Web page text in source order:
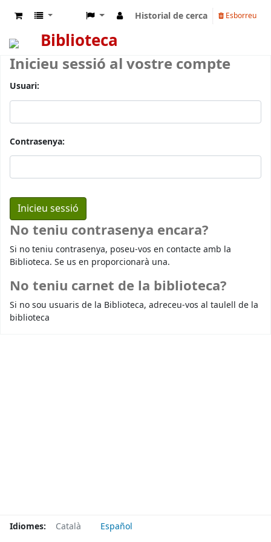
Historial de cerca Esborreu
Biblioteca
Inicieu sessió al vostre compte
Usuari:
Contrasenya:
No teniu contrasenya encara?
Si no teniu contrasenya, poseu-vos en contacte amb la
Biblioteca. Se us en proporcionarà una.
No teniu carnet de la biblioteca?
Si no sou usuaris de la Biblioteca, adreceu-vos al taulell de la
biblioteca
Idiomes: Català Español